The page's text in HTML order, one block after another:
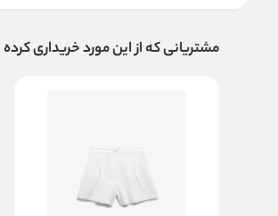
مشتریانی که از این مورد خریداری کرده